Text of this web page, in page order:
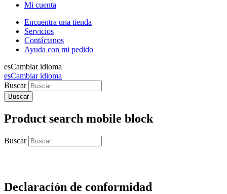
Mi cuenta
Encuentra una tienda
Servicios
Contáctanos
Ayuda con mi pedido
esCambiar idioma
esCambiar idioma
Buscar
Product search mobile block
Buscar
Declaración de conformidad